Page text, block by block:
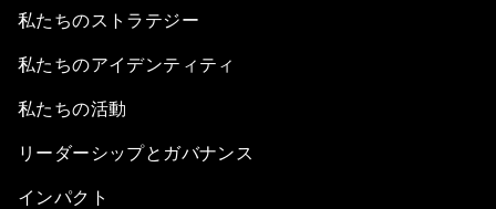
私たちのストラテジー
私たちのアイデンティティ
私たちの活動
リーダーシップとガバナンス
インパクト